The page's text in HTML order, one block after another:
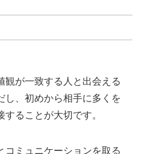
観が一致する人と出会える
し、初めから相手に多くを
ることが大切です。
コミュニケーションを取る